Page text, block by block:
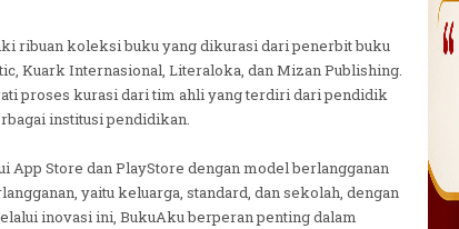
ribuan koleksi buku yang dikurasi dari penerbit buku
Kuark Internasional, Literaloka, dan Mizan Publishing.
proses kurasi dari tim ahli yang terdiri dari pendidik
institusi pendidikan.
App Store dan PlayStore dengan model berlangganan
yaitu keluarga, standard, dan sekolah, dengan
inovasi ini, BukuAku berperan penting dalam